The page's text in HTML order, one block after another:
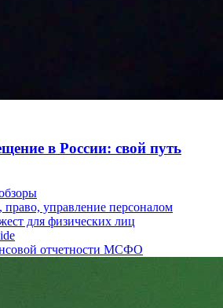
в России: свой путь
право, управление персоналом
для физических лиц
отчетности МСФО